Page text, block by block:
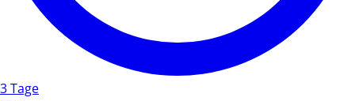
3 Tage